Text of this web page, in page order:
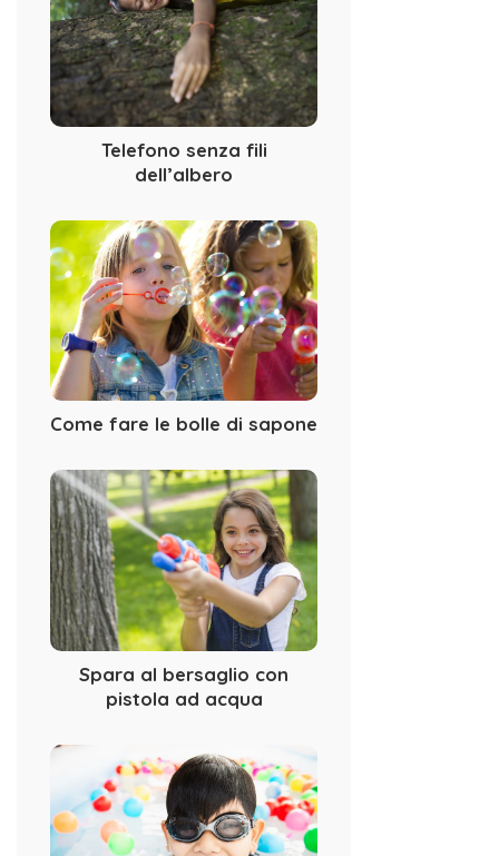
Telefono senza fili
dell’albero
Come fare le bolle di sapone
Spara al bersaglio con
pistola ad acqua